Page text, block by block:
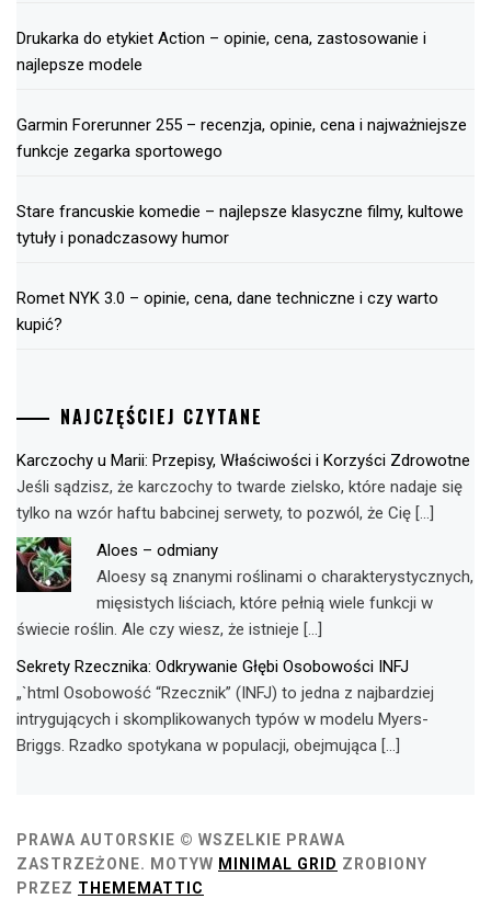
Drukarka do etykiet Action – opinie, cena, zastosowanie i
najlepsze modele
Garmin Forerunner 255 – recenzja, opinie, cena i najważniejsze
funkcje zegarka sportowego
Stare francuskie komedie – najlepsze klasyczne filmy, kultowe
tytuły i ponadczasowy humor
Romet NYK 3.0 – opinie, cena, dane techniczne i czy warto
kupić?
NAJCZĘŚCIEJ CZYTANE
Karczochy u Marii: Przepisy, Właściwości i Korzyści Zdrowotne
Jeśli sądzisz, że karczochy to twarde zielsko, które nadaje się
tylko na wzór haftu babcinej serwety, to pozwól, że Cię […]
Aloes – odmiany
Aloesy są znanymi roślinami o charakterystycznych,
mięsistych liściach, które pełnią wiele funkcji w
świecie roślin. Ale czy wiesz, że istnieje […]
Sekrety Rzecznika: Odkrywanie Głębi Osobowości INFJ
„`html Osobowość “Rzecznik” (INFJ) to jedna z najbardziej
intrygujących i skomplikowanych typów w modelu Myers-
Briggs. Rzadko spotykana w populacji, obejmująca […]
PRAWA AUTORSKIE © WSZELKIE PRAWA
ZASTRZEŻONE. MOTYW MINIMAL GRID ZROBIONY
PRZEZ THEMEMATTIC